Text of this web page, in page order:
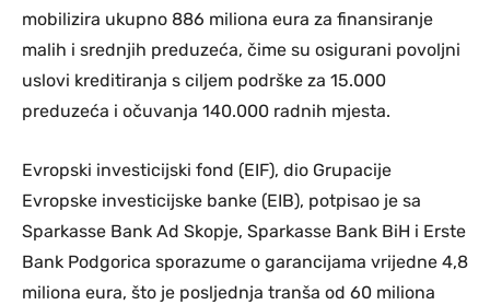
mobilizira ukupno 886 miliona eura za finansiranje
malih i srednjih preduzeća, čime su osigurani povoljni
uslovi kreditiranja s ciljem podrške za 15.000
preduzeća i očuvanja 140.000 radnih mjesta.
Evropski investicijski fond (EIF), dio Grupacije
Evropske investicijske banke (EIB), potpisao je sa
Sparkasse Bank Ad Skopje, Sparkasse Bank BiH i Erste
Bank Podgorica sporazume o garancijama vrijedne 4,8
miliona eura, što je posljednja tranša od 60 miliona